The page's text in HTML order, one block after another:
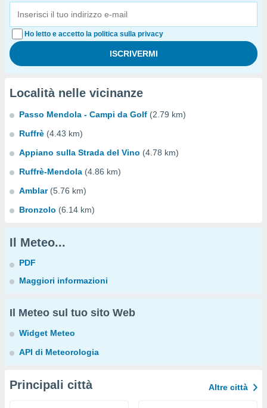
Ho letto e accetto la politica sulla privacy
Località nelle vicinanze
Passo Mendola - Campi da Golf (2.79 km)
Ruffrè (4.43 km)
Appiano sulla Strada del Vino (4.78 km)
Ruffrè-Mendola (4.86 km)
Amblar (5.76 km)
Bronzolo (6.14 km)
Il Meteo...
PDF
Maggiori informazioni
Il Meteo sul tuo sito Web
Widget Meteo
API di Meteorologia
Principali città Altre città